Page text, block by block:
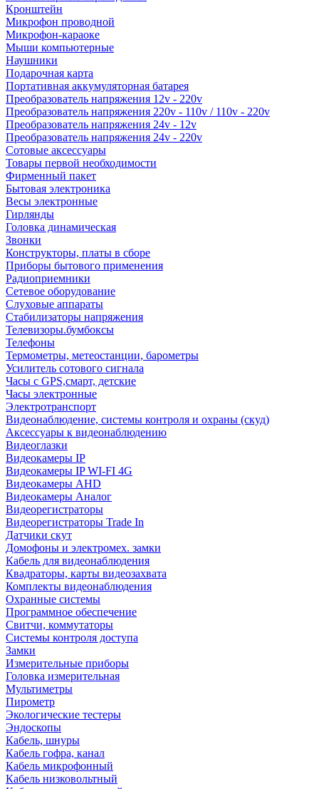
Кронштейн
Микрофон проводной
Микрофон-караоке
Мыши компьютерные
Наушники
Подарочная карта
Портативная аккумуляторная батарея
Преобразователь напряжения 12v - 220v
Преобразователь напряжения 220v - 110v / 110v - 220v
Преобразователь напряжения 24v - 12v
Преобразователь напряжения 24v - 220v
Сотовые аксессуары
Товары первой необходимости
Фирменный пакет
Бытовая электроника
Весы электронные
Гирлянды
Головка динамическая
Звонки
Конструкторы, платы в сборе
Приборы бытового применения
Радиоприемники
Сетевое оборудование
Слуховые аппараты
Стабилизаторы напряжения
Телевизоры.бумбоксы
Телефоны
Термометры, метеостанции, барометры
Усилитель сотового сигнала
Часы с GPS,смарт, детские
Часы электронные
Электротранспорт
Видеонаблюдение, системы контроля и охраны (скуд)
Аксессуары к видеонаблюдению
Видеоглазки
Видеокамеры IP
Видеокамеры IP WI-FI 4G
Видеокамеры AHD
Видеокамеры Аналог
Видеорегистраторы
Видеорегистраторы Trade In
Датчики скут
Домофоны и электромех. замки
Кабель для видеонаблюдения
Квадраторы, карты видеозахвата
Комплекты видеонаблюдения
Охранные системы
Программное обеспечение
Свитчи, коммутаторы
Системы контроля доступа
Замки
Измерительные приборы
Головка измерительная
Мультиметры
Пирометр
Экологические тестеры
Эндоскопы
Кабель, шнуры
Кабель гофра, канал
Кабель микрофонный
Кабель низковольтный